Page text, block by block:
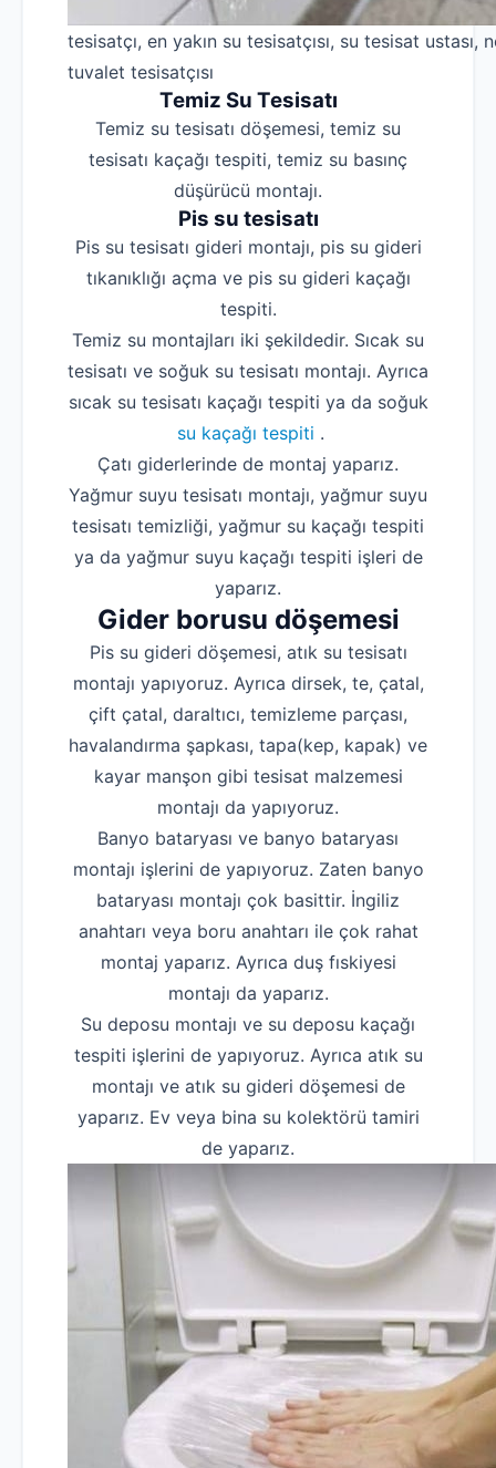
tesisatçı, en yakın su tesisatçısı, su tesisat
tuvalet tesisatçısı
Temiz Su Tesisatı
Temiz su tesisatı döşemesi, temiz su
tesisatı kaçağı tespiti, temiz su basınç
düşürücü montajı.
Pis su tesisatı
Pis su tesisatı gideri montajı, pis su gideri
tıkanıklığı açma ve pis su gideri kaçağı
tespiti.
Temiz su montajları iki şekildedir. Sıcak su
tesisatı ve soğuk su tesisatı montajı. Ayrıca
sıcak su tesisatı kaçağı tespiti ya da soğuk
su kaçağı tespiti .
Çatı giderlerinde de montaj yaparız.
Yağmur suyu tesisatı montajı, yağmur suyu
tesisatı temizliği, yağmur su kaçağı tespiti
ya da yağmur suyu kaçağı tespiti işleri de
yaparız.
Gider borusu döşemesi
Pis su gideri döşemesi, atık su tesisatı
montajı yapıyoruz. Ayrıca dirsek, te, çatal,
çift çatal, daraltıcı, temizleme parçası,
havalandırma şapkası, tapa(kep, kapak) ve
kayar manşon gibi tesisat malzemesi
montajı da yapıyoruz.
Banyo bataryası ve banyo bataryası
montajı işlerini de yapıyoruz. Zaten banyo
bataryası montajı çok basittir. İngiliz
anahtarı veya boru anahtarı ile çok rahat
montaj yaparız. Ayrıca duş fıskiyesi
montajı da yaparız.
Su deposu montajı ve su deposu kaçağı
tespiti işlerini de yapıyoruz. Ayrıca atık su
montajı ve atık su gideri döşemesi de
yaparız. Ev veya bina su kolektörü tamiri
de yaparız.